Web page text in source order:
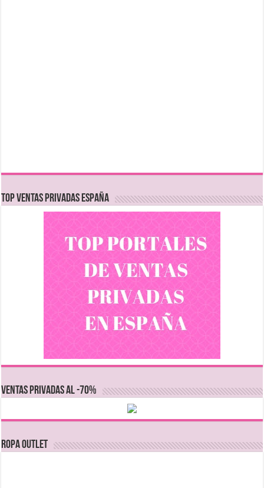
TOP VENTAS PRIVADAS ESPAÑA
VENTAS PRIVADAS AL -70%
Ropa Outlet